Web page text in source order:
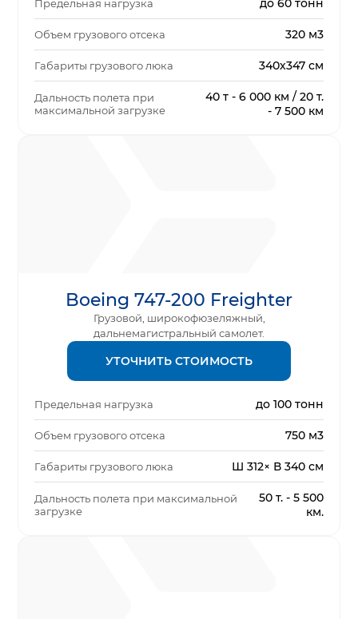
Предельная нагрузка до 60 тонн
Объем грузового отсека 320 м3
Габариты грузового люка 340х347 см
Дальность полета при
максимальной загрузке
40 т - 6 000 км / 20 т.
- 7 500 км
Boeing 747-200 Freighter
Грузовой, широкофюзеляжный,
дальнемагистральный самолет.
УТОЧНИТЬ СТОИМОСТЬ
Предельная нагрузка до 100 тонн
Объем грузового отсека 750 м3
Габариты грузового люка Ш 312× В 340 см
Дальность полета при максимальной
загрузке
50 т. - 5 500
км.